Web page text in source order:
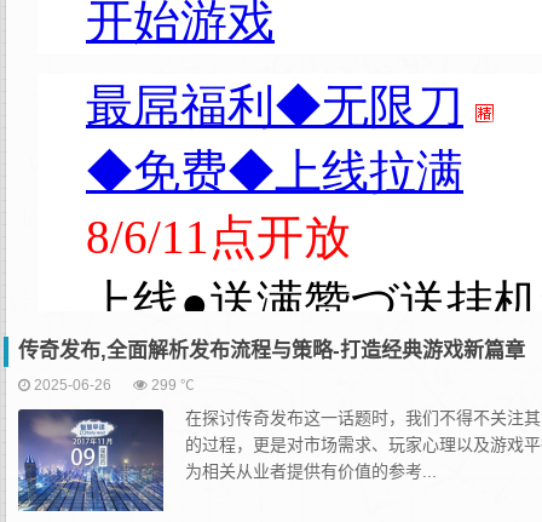
传奇发布,全面解析发布流程与策略-打造经典游戏新篇章
2025-06-26 299 ℃
在探讨传奇发布这一话题时，我们不得不关注
的过程，更是对市场需求、玩家心理以及游戏
为相关从业者提供有价值的参考...